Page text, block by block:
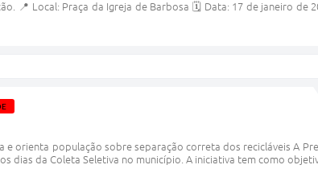
📍 Local: Praça da Igreja de Barbosa 🗓️ Data: 17 de janeiro de
orienta população sobre separação correta dos recicláveis A
dias da Coleta Seletiva no município. A iniciativa tem como